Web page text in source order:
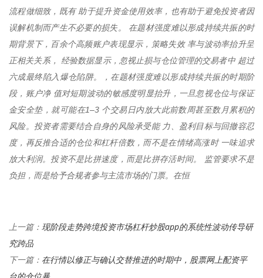
流程做细致，既有 助于提升资金使用效率，也有助于避免投资者因
误解机制而产生不必要的损失。 在题材强度难以形成持续共振的时
期背景下，百余个高频账户表现显示，策略失效 率与波动率抬升呈
正相关关系， 经验数据显示，忽视止损与仓位管理的交易者中 超过
六成最终陷入爆仓陷阱。，在题材强度难以形成持续共振的时期阶
段，账户净 值对短期波动的敏感度明显抬升，一旦忽视仓位与保证
金安全垫，就可能在1–3 个交易日内放大此前数周甚至数月累积的
风险。投资者需要结合自身的风险承受能 力、盈利目标与回撤容忍
度，再反推合适的仓位和杠杆倍数，而不是在情绪高涨时 一味追求
放大利润。投资不是比拼速度，而是比拼存活时间。 监管要求不是
负担，而是给予合规者参与主流市场的门票。在恒
上一篇： 现阶段走势跨境投资市场杠杆炒股app的系统性波动传导研
究跨品
下一篇： 在行情以修正与确认交替推进的时期中，股票网上配资平